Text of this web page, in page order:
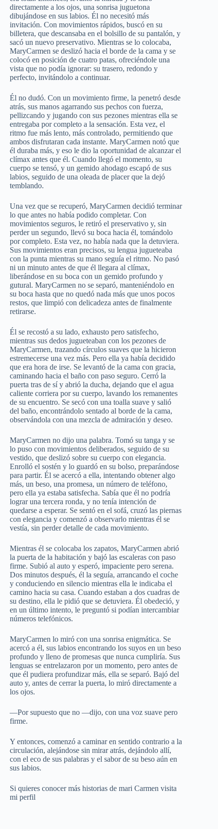
directamente a los ojos, una sonrisa juguetona
dibujándose en sus labios. Él no necesitó más
invitación. Con movimientos rápidos, buscó en su
billetera, que descansaba en el bolsillo de su pantalón, y
sacó un nuevo preservativo. Mientras se lo colocaba,
MaryCarmen se deslizó hacia el borde de la cama y se
colocó en posición de cuatro patas, ofreciéndole una
vista que no podía ignorar: su trasero, redondo y
perfecto, invitándolo a continuar.
Él no dudó. Con un movimiento firme, la penetró desde
atrás, sus manos agarrando sus pechos con fuerza,
pellizcando y jugando con sus pezones mientras ella se
entregaba por completo a la sensación. Esta vez, el
ritmo fue más lento, más controlado, permitiendo que
ambos disfrutaran cada instante. MaryCarmen notó que
él duraba más, y eso le dio la oportunidad de alcanzar el
clímax antes que él. Cuando llegó el momento, su
cuerpo se tensó, y un gemido ahodago escapó de sus
labios, seguido de una oleada de placer que la dejó
temblando.
Una vez que se recuperó, MaryCarmen decidió terminar
lo que antes no había podido completar. Con
movimientos seguros, le retiró el preservativo y, sin
perder un segundo, llevó su boca hacia él, tomándolo
por completo. Esta vez, no había nada que la detuviera.
Sus movimientos eran precisos, su lengua jugueteaba
con la punta mientras su mano seguía el ritmo. No pasó
ni un minuto antes de que él llegara al clímax,
liberándose en su boca con un gemido profundo y
gutural. MaryCarmen no se separó, manteniéndolo en
su boca hasta que no quedó nada más que unos pocos
restos, que limpió con delicadeza antes de finalmente
retirarse.
Él se recostó a su lado, exhausto pero satisfecho,
mientras sus dedos jugueteaban con los pezones de
MaryCarmen, trazando círculos suaves que la hicieron
estremecerse una vez más. Pero ella ya había decidido
que era hora de irse. Se levantó de la cama con gracia,
caminando hacia el baño con paso seguro. Cerró la
puerta tras de sí y abrió la ducha, dejando que el agua
caliente corriera por su cuerpo, lavando los remanentes
de su encuentro. Se secó con una toalla suave y salió
del baño, encontrándolo sentado al borde de la cama,
observándola con una mezcla de admiración y deseo.
MaryCarmen no dijo una palabra. Tomó su tanga y se
lo puso con movimientos deliberados, seguido de su
vestido, que deslizó sobre su cuerpo con elegancia.
Enrolló el sostén y lo guardó en su bolso, preparándose
para partir. Él se acercó a ella, intentando obtener algo
más, un beso, una promesa, un número de teléfono,
pero ella ya estaba satisfecha. Sabía que él no podría
lograr una tercera ronda, y no tenía intención de
quedarse a esperar. Se sentó en el sofá, cruzó las piernas
con elegancia y comenzó a observarlo mientras él se
vestía, sin perder detalle de cada movimiento.
Mientras él se colocaba los zapatos, MaryCarmen abrió
la puerta de la habitación y bajó las escaleras con paso
firme. Subió al auto y esperó, impaciente pero serena.
Dos minutos después, él la seguía, arrancando el coche
y conduciendo en silencio mientras ella le indicaba el
camino hacia su casa. Cuando estaban a dos cuadras de
su destino, ella le pidió que se detuviera. Él obedeció, y
en un último intento, le preguntó si podían intercambiar
números telefónicos.
MaryCarmen lo miró con una sonrisa enigmática. Se
acercó a él, sus labios encontrando los suyos en un beso
profundo y lleno de promesas que nunca cumpliría. Sus
lenguas se entrelazaron por un momento, pero antes de
que él pudiera profundizar más, ella se separó. Bajó del
auto y, antes de cerrar la puerta, lo miró directamente a
los ojos.
—Por supuesto que no —dijo, con una voz suave pero
firme.
Y entonces, comenzó a caminar en sentido contrario a la
circulación, alejándose sin mirar atrás, dejándolo allí,
con el eco de sus palabras y el sabor de su beso aún en
sus labios.
Si quieres conocer más historias de mari Carmen visita
mi perfil